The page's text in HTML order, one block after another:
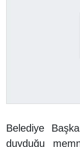
Belediye
duyduğu